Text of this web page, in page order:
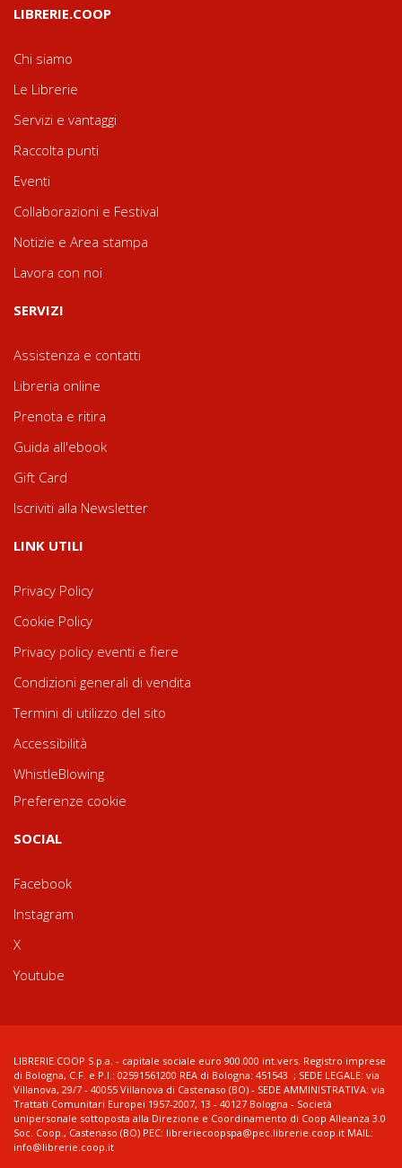
LIBRERIE.COOP
Chi siamo
Le Librerie
Servizi e vantaggi
Raccolta punti
Eventi
Collaborazioni e Festival
Notizie e Area stampa
Lavora con noi
SERVIZI
Assistenza e contatti
Libreria online
Prenota e ritira
Guida all'ebook
Gift Card
Iscriviti alla Newsletter
LINK UTILI
Privacy Policy
Cookie Policy
Privacy policy eventi e fiere
Condizioni generali di vendita
Termini di utilizzo del sito
Accessibilità
WhistleBlowing
Preferenze cookie
SOCIAL
Facebook
Instagram
X
Youtube
LIBRERIE.COOP S.p.a. - capitale sociale euro 900.000 int.vers. Registro imprese
di Bologna, C.F. e P.I.: 02591561200 REA di Bologna: 451543 ; SEDE LEGALE: via
Villanova, 29/7 - 40055 Villanova di Castenaso (BO) - SEDE AMMINISTRATIVA: via
Trattati Comunitari Europei 1957-2007, 13 - 40127 Bologna - Società
unipersonale sottoposta alla Direzione e Coordinamento di Coop Alleanza 3.0
Soc. Coop., Castenaso (BO) PEC: libreriecoopspa@pec.librerie.coop.it MAIL:
info@librerie.coop.it